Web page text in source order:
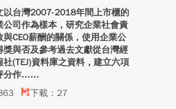
以台灣2007-2018年間上市櫃的
公司作為樣本，研究企業社會責
與CEO薪酬的關係，使用企業公
獎與否及參考過去文獻從台灣經
社(TEJ)資料庫之資料，建立六項
分作...
下載：27